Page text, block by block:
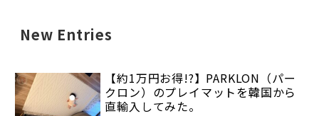
New Entries
【約1万円お得!?】PARKLON（パー
クロン）のプレイマットを韓国から
直輸入してみた。